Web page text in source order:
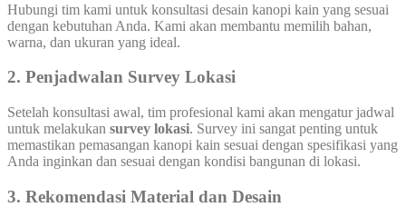
Hubungi tim kami untuk konsultasi desain kanopi kain yang sesuai
dengan kebutuhan Anda. Kami akan membantu memilih bahan,
warna, dan ukuran yang ideal.
2. Penjadwalan Survey Lokasi
Setelah konsultasi awal, tim profesional kami akan mengatur jadwal
untuk melakukan survey lokasi. Survey ini sangat penting untuk
memastikan pemasangan kanopi kain sesuai dengan spesifikasi yang
Anda inginkan dan sesuai dengan kondisi bangunan di lokasi.
3. Rekomendasi Material dan Desain